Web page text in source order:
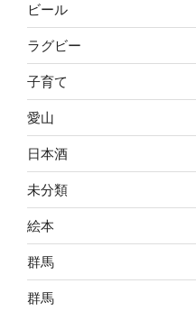
ビール
ラグビー
子育て
愛山
日本酒
未分類
絵本
群馬
群馬